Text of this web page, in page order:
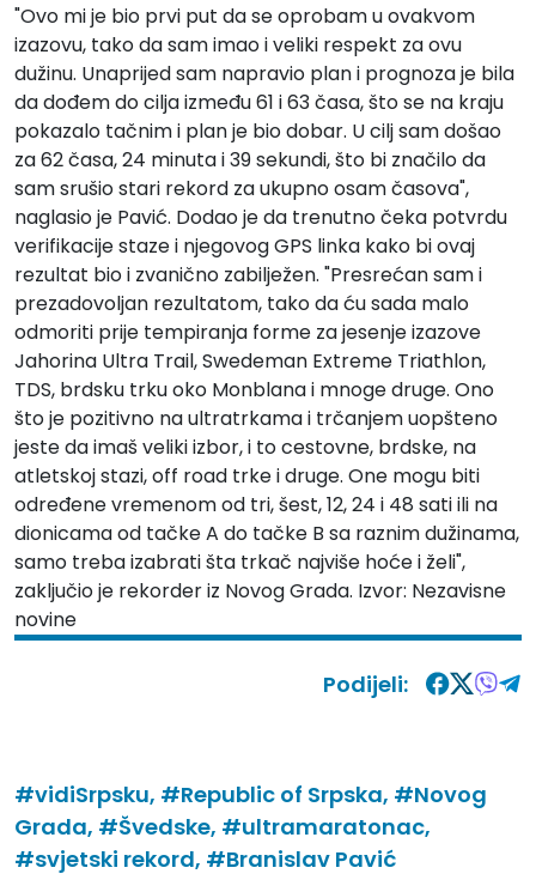
"Ovo mi je bio prvi put da se oprobam u ovakvom
izazovu, tako da sam imao i veliki respekt za ovu
dužinu. Unaprijed sam napravio plan i prognoza je bila
da dođem do cilja između 61 i 63 časa, što se na kraju
pokazalo tačnim i plan je bio dobar. U cilj sam došao
za 62 časa, 24 minuta i 39 sekundi, što bi značilo da
sam srušio stari rekord za ukupno osam časova",
naglasio je Pavić. Dodao je da trenutno čeka potvrdu
verifikacije staze i njegovog GPS linka kako bi ovaj
rezultat bio i zvanično zabilježen. "Presrećan sam i
prezadovoljan rezultatom, tako da ću sada malo
odmoriti prije tempiranja forme za jesenje izazove
Jahorina Ultra Trail, Swedeman Extreme Triathlon,
TDS, brdsku trku oko Monblana i mnoge druge. Ono
što je pozitivno na ultratrkama i trčanjem uopšteno
jeste da imaš veliki izbor, i to cestovne, brdske, na
atletskoj stazi, off road trke i druge. One mogu biti
određene vremenom od tri, šest, 12, 24 i 48 sati ili na
dionicama od tačke A do tačke B sa raznim dužinama,
samo treba izabrati šta trkač najviše hoće i želi",
zaključio je rekorder iz Novog Grada. Izvor: Nezavisne
novine
Podijeli:
#vidiSrpsku, #Republic of Srpska, #Novog
Grada, #Švedske, #ultramaratonac,
#svjetski rekord, #Branislav Pavić